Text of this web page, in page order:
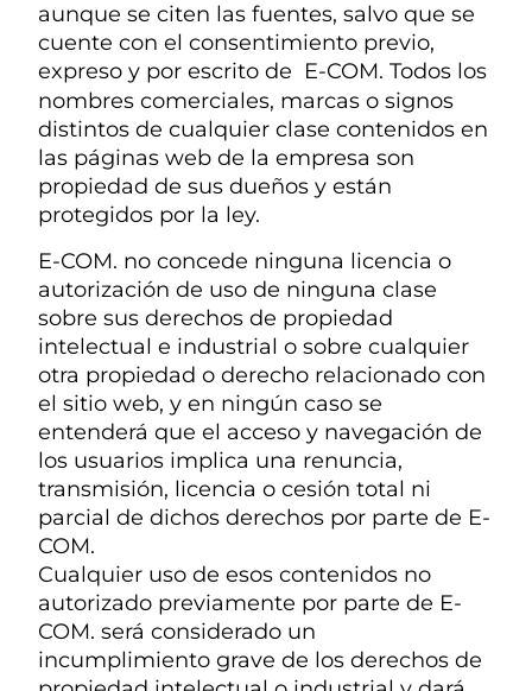
aunque se citen las fuentes, salvo que se
cuente con el consentimiento previo,
expreso y por escrito de E-COM. Todos los
nombres comerciales, marcas o signos
distintos de cualquier clase contenidos en
las páginas web de la empresa son
propiedad de sus dueños y están
protegidos por la ley.
E-COM. no concede ninguna licencia o
autorización de uso de ninguna clase
sobre sus derechos de propiedad
intelectual e industrial o sobre cualquier
otra propiedad o derecho relacionado con
el sitio web, y en ningún caso se
entenderá que el acceso y navegación de
los usuarios implica una renuncia,
transmisión, licencia o cesión total ni
parcial de dichos derechos por parte de E-
COM.
Cualquier uso de esos contenidos no
autorizado previamente por parte de E-
COM. será considerado un
incumplimiento grave de los derechos de